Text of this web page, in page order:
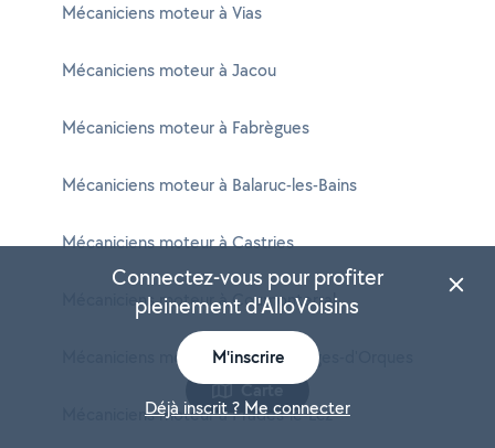
Mécaniciens moteur à Vias
Mécaniciens moteur à Jacou
Mécaniciens moteur à Fabrègues
Mécaniciens moteur à Balaruc-les-Bains
Mécaniciens moteur à Castries
Mécaniciens moteur à Cournonterral
Mécaniciens moteur à Saint-Georges-d'Orques
Mécaniciens moteur à Prades-le-Lez
Carte
Connectez-vous pour profiter
pleinement d'AlloVoisins
M'inscrire
Déjà inscrit ? Me connecter